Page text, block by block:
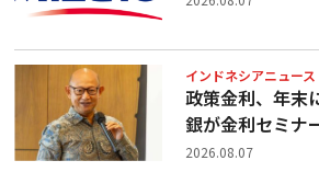
インドネシアニュース
政策金利、年末
銀が金利セミナ
2026.08.07